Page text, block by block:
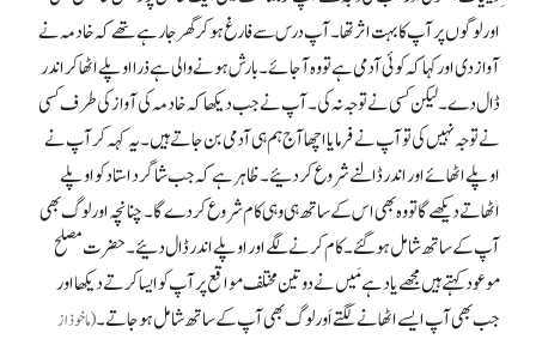
اور لوگوں پر آپ کا بہت اثر تھا۔ آپ درس سے فارغ ہو کر گھر جا رہے تھے کہ خادمہ نے
آواز دی اور کہا کہ کوئی آدمی ہے تو وہ آ جائے۔ بارش ہونے والی ہے ذرا اوپلے اٹھا کر اندر
ڈال دے۔ لیکن کسی نے توجہ نہ کی۔ آپ نے جب دیکھا کہ خادمہ کی آواز کی طرف کسی
نے توجہ نہیں کی تو آپ نے فرمایا اچھا آج ہم ہی آدمی بن جاتے ہیں۔ یہ کہہ کر آپ نے
اوپلے اٹھائے اور اندر ڈالنے شروع کر دئیے۔ ظاہر ہے کہ جب شاگرد استاد کو اوپلے
اٹھاتے دیکھے گا تو وہ بھی اس کے ساتھ ہی وہی کام شروع کر دے گا۔ چنانچہ اور لوگ بھی
آپ کے ساتھ شامل ہو گئے۔ کام کرنے لگے اور اوپلے اندر ڈال دئیے۔ حضرت مصلح
موعود کہتے ہیں مجھے یاد ہے مَیں نے دو تین مختلف مواقع پر آپ کو ایسا کرتے دیکھا اور
جب بھی آپ ایسے اٹھانے لگتے اَور لوگ بھی آپ کے ساتھ شامل ہو جاتے۔(ماخوذ از